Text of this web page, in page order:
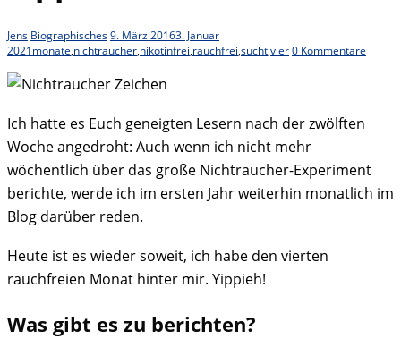
Jens Biographisches9. März 20163. Januar
2021monate,nichtraucher,nikotinfrei,rauchfrei,sucht,vier0 Kommentare
Ich hatte es Euch geneigten Lesern nach der zwölften
Woche angedroht: Auch wenn ich nicht mehr
wöchentlich über das große Nichtraucher-Experiment
berichte, werde ich im ersten Jahr weiterhin monatlich im
Blog darüber reden.
Heute ist es wieder soweit, ich habe den vierten
rauchfreien Monat hinter mir. Yippieh!
Was gibt es zu berichten?